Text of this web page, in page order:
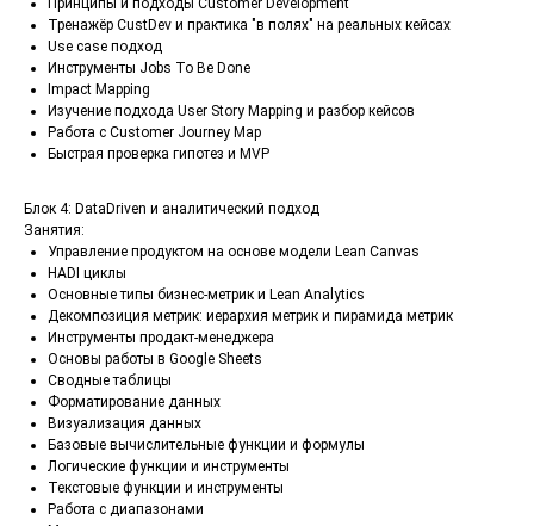
Принципы и подходы Customer Development
Тренажёр CustDev и практика "в полях" на реальных кейсах
Use case подход
Инструменты Jobs To Be Done
Impact Mapping
Изучение подхода User Story Mapping и разбор кейсов
Работа с Customer Journey Map
Быстрая проверка гипотез и MVP
Блок 4: DataDriven и аналитический подход
Занятия:
Управление продуктом на основе модели Lean Canvas
HADI циклы
Основные типы бизнес-метрик и Lean Analytics
Декомпозиция метрик: иерархия метрик и пирамида метрик
Инструменты продакт-менеджера
Основы работы в Google Sheets
Сводные таблицы
Форматирование данных
Визуализация данных
Базовые вычислительные функции и формулы
Логические функции и инструменты
Текстовые функции и инструменты
Работа с диапазонами